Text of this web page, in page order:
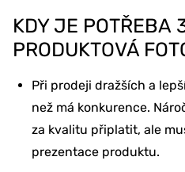
KDY JE POTŘEBA
PRODUKTOVÁ
Při prodeji dražších a
než má konkurence.
za kvalitu připlatit, ale
prezentace produktu.